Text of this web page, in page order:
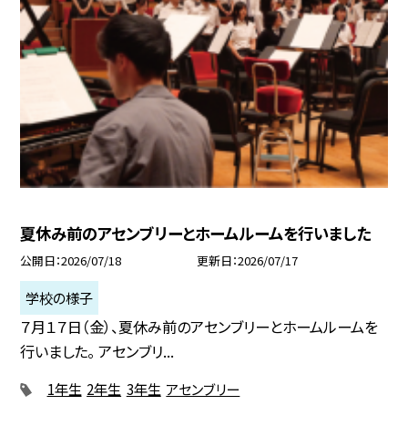
夏休み前のアセンブリーとホームルームを行いました
公開日 2026/07/18 更新日 2026/07/17
学校の様子
７月１７日（金）、夏休み前のアセンブリーとホームルームを
行いました。 アセンブリ...
1年生 2年生 3年生 アセンブリー